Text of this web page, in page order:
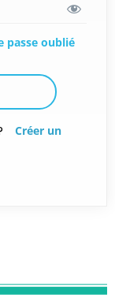
passe oublié
Créer un